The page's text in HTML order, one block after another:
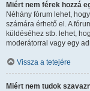
Miért nem férek hozzá
Néhány fórum lehet,
számára érhető el. A
küldéséhez stb. lehet,
moderátorral vagy egy
Vissza a tetejére
Miért nem tudok